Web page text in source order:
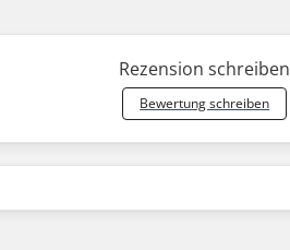
Rezension schreiben
Bewertung schreiben